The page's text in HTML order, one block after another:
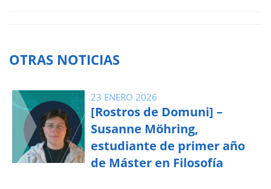
OTRAS NOTICIAS
23 ENERO 2026
[Rostros de Domuni] –
Susanne Möhring,
estudiante de primer año
de Máster en Filosofía